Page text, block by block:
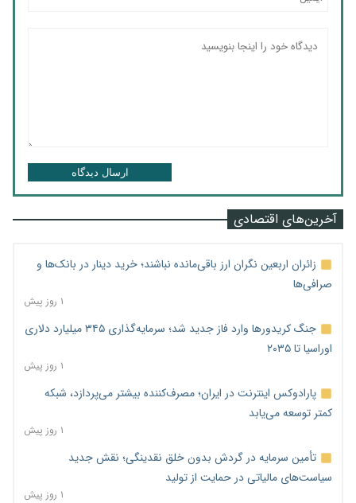
ارسال دیدگاه
آخرین‌های اقتصادی
زائران اربعین نگران ارز باقی‌مانده نباشند؛ خرید دینار در بانک‌ها و
صرافی‌ها
۱ روز پیش
جنگ کریدورها وارد فاز جدید شد؛ سرمایه‌گذاری ۳۴۵ میلیارد دلاری
اوراسیا تا ۲۰۳۵
۱ روز پیش
پارادوکس اینترنت در ایران؛ مصرف‌کننده بیشتر می‌پردازد، شبکه
کمتر توسعه می‌یابد
۱ روز پیش
تأمین سرمایه در گردش بدون خلق نقدینگی؛ نقش جدید
سیاست‌های مالیاتی در حمایت از تولید
۱ روز پیش